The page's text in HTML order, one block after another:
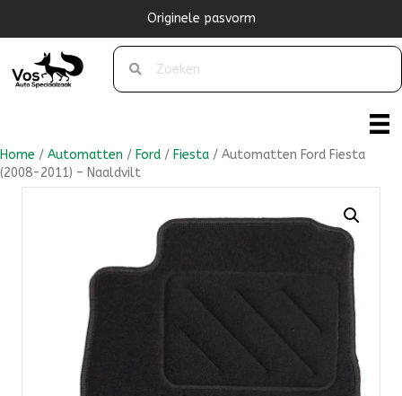
Originele pasvorm
Home / Automatten / Ford / Fiesta / Automatten Ford Fiesta
(2008-2011) – Naaldvilt